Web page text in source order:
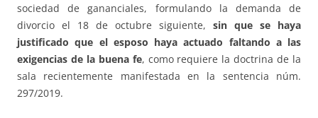
sociedad de gananciales, formulando la demanda de
divorcio el 18 de octubre siguiente, sin que se haya
justificado que el esposo haya actuado faltando a las
exigencias de la buena fe, como requiere la doctrina de la
sala recientemente manifestada en la sentencia núm.
297/2019.